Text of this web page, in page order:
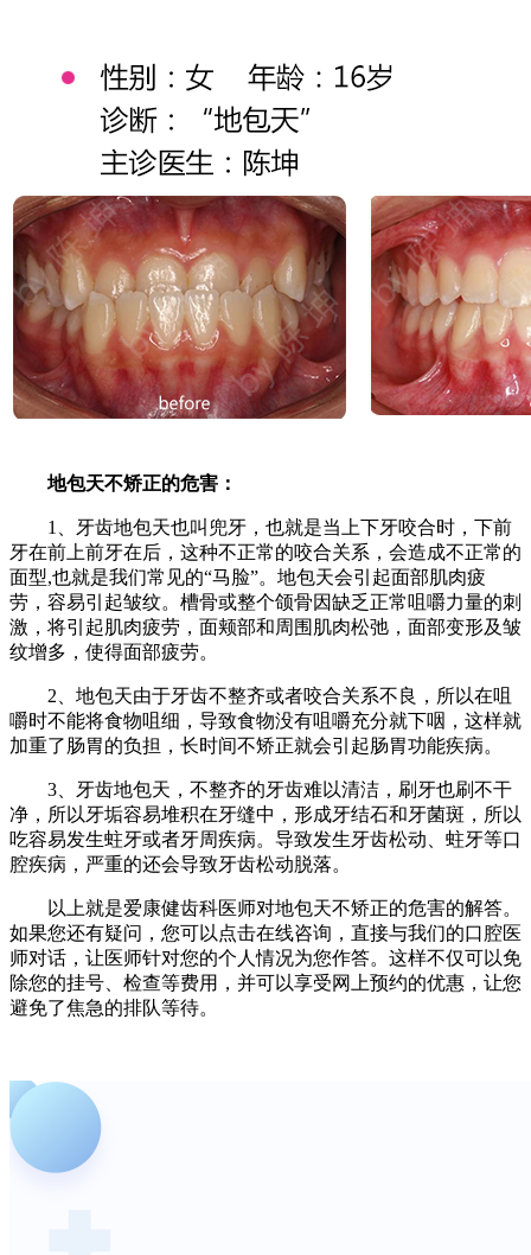
地包天不矫正的危害：
1、牙齿地包天也叫兜牙，也就是当上下牙咬合时，下前
牙在前上前牙在后，这种不正常的咬合关系，会造成不正常的
面型,也就是我们常见的“马脸”。地包天会引起面部肌肉疲
劳，容易引起皱纹。槽骨或整个颌骨因缺乏正常咀嚼力量的刺
激，将引起肌肉疲劳，面颊部和周围肌肉松弛，面部变形及皱
纹增多，使得面部疲劳。
2、地包天由于牙齿不整齐或者咬合关系不良，所以在咀
嚼时不能将食物咀细，导致食物没有咀嚼充分就下咽，这样就
加重了肠胃的负担，长时间不矫正就会引起肠胃功能疾病。
3、牙齿地包天，不整齐的牙齿难以清洁，刷牙也刷不干
净，所以牙垢容易堆积在牙缝中，形成牙结石和牙菌斑，所以
吃容易发生蛀牙或者牙周疾病。导致发生牙齿松动、蛀牙等口
腔疾病，严重的还会导致牙齿松动脱落。
以上就是爱康健齿科医师对地包天不矫正的危害的解答。
如果您还有疑问，您可以点击在线咨询，直接与我们的口腔医
师对话，让医师针对您的个人情况为您作答。这样不仅可以免
除您的挂号、检查等费用，并可以享受网上预约的优惠，让您
避免了焦急的排队等待。